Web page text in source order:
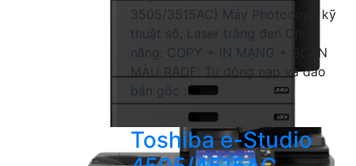
3505/3515AC) Máy Photocopy kỹ
thuật số, Laser trắng đen Chức
năng: COPY + IN MẠNG + SCAN
MÀU RADF: Tự động nạp và đảo
bản gốc :...
Toshiba e-Studio